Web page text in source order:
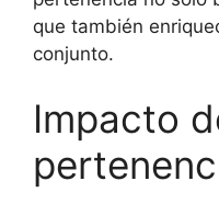
que también
conjunto.
Impacto